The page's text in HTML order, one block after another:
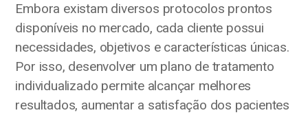
Embora existam diversos protocolos prontos
disponíveis no mercado, cada cliente possui
necessidades, objetivos e características únicas.
Por isso, desenvolver um plano de tratamento
individualizado permite alcançar melhores
resultados, aumentar a satisfação dos pacientes